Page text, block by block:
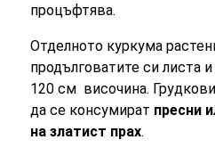
процъфтява.
Отделното куркума
продълговатите си листа
120 см височина.
да се консумират пресни
на златист прах.